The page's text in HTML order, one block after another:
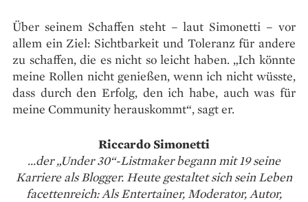
Über seinem Schaffen steht – laut Simonetti – vor
allem ein Ziel: Sichtbarkeit und Toleranz für andere
zu schaffen, die es nicht so leicht haben. „Ich könnte
meine Rollen nicht genießen, wenn ich nicht wüsste,
dass durch den Erfolg, den ich habe, auch was für
meine Community herauskommt“, sagt er.
Riccardo Simonetti
...der „Under 30“-Listmaker begann mit 19 seine
Karriere als Blogger. Heute gestaltet sich sein Leben
facettenreich: Als Entertainer, Moderator, Autor,